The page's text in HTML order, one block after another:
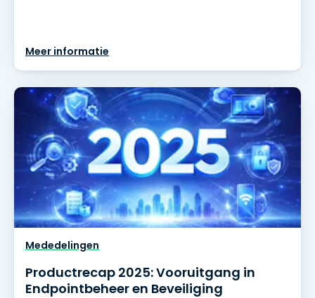
Meer informatie
Mededelingen
Productrecap 2025: Vooruitgang in
Endpointbeheer en Beveiliging